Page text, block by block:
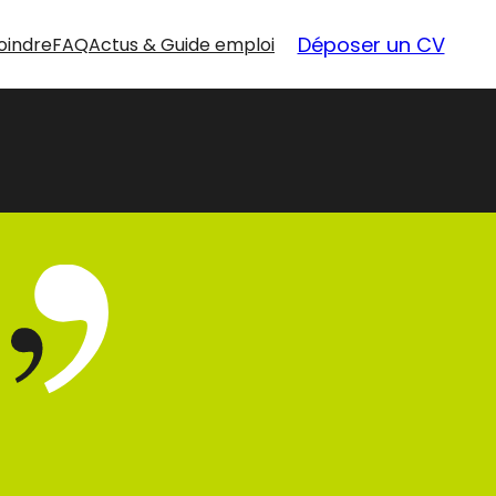
FAQActus & Guide emploi Déposer un CV
nouvelles
opportunités
Nos offres d’emploi